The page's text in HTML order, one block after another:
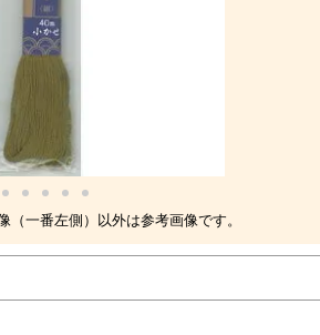
一番左側）以外は参考画像です。